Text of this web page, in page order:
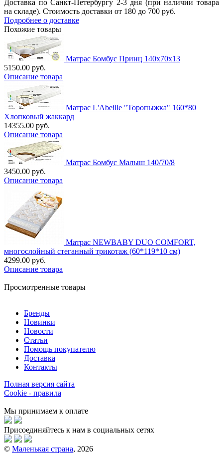
Доставка по Санкт-Петербургу 2-3 дня (при наличии товара
на складе). Стоимость доставки от 180 до 700 руб.
Подробнее о доставке
Похожие товары
Матрас Бомбус Принц 140х70х13
5150.00 руб.
Описание товара
Матрас L'Abeille "Торопыжка" 160*80
Хлопковый жаккард
14355.00 руб.
Описание товара
Матрас Бомбус Малыш 140/70/8
3450.00 руб.
Описание товара
Матрас NEWBABY DUO COMFORT,
многослойный стеганный трикотаж (60*119*10 см)
4299.00 руб.
Описание товара
Просмотренные товары
Бренды
Новинки
Новости
Статьи
Помощь покупателю
Доставка
Контакты
Полная версия сайта
Cookie - правила
Мы принимаем к оплате
Присоединяйтесь к нам в социальных сетях
© Маленькая страна, 2026